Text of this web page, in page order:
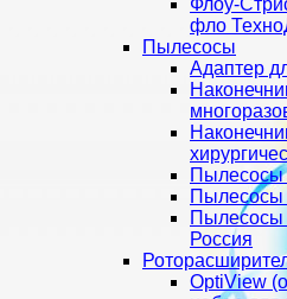
Флоу-
фло
Пылесосы
Адаптер
Пылесосы
Пылесосы
Пылесосы
Россия
OptiView